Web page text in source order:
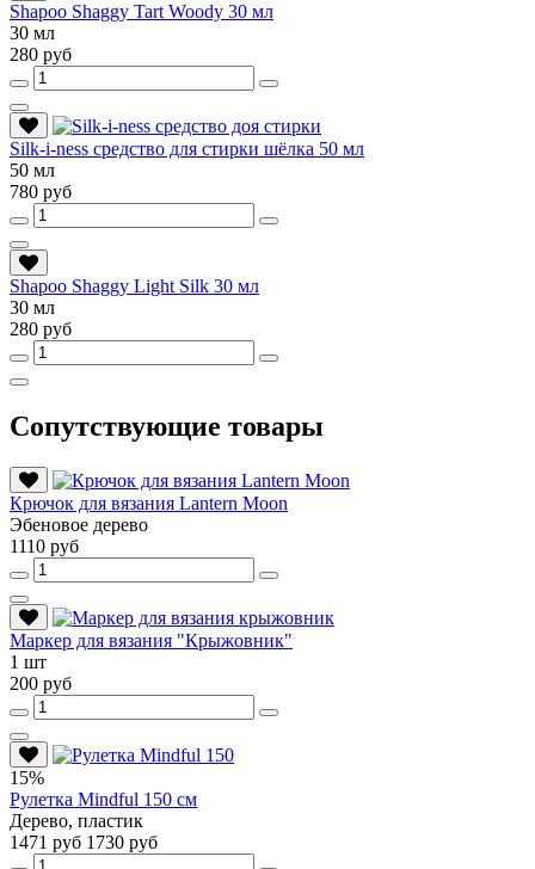
Shapoo Shaggy Tart Woody 30 мл
30 мл
280 руб
Silk-i-ness средство для стирки шёлка 50 мл
50 мл
780 руб
Shapoo Shaggy Light Silk 30 мл
30 мл
280 руб
Сопутствующие товары
Крючок для вязания Lantern Moon
Эбеновое дерево
1110 руб
Маркер для вязания "Крыжовник"
1 шт
200 руб
15%
Рулетка Mindful 150 см
Дерево, пластик
1471 руб 1730 руб